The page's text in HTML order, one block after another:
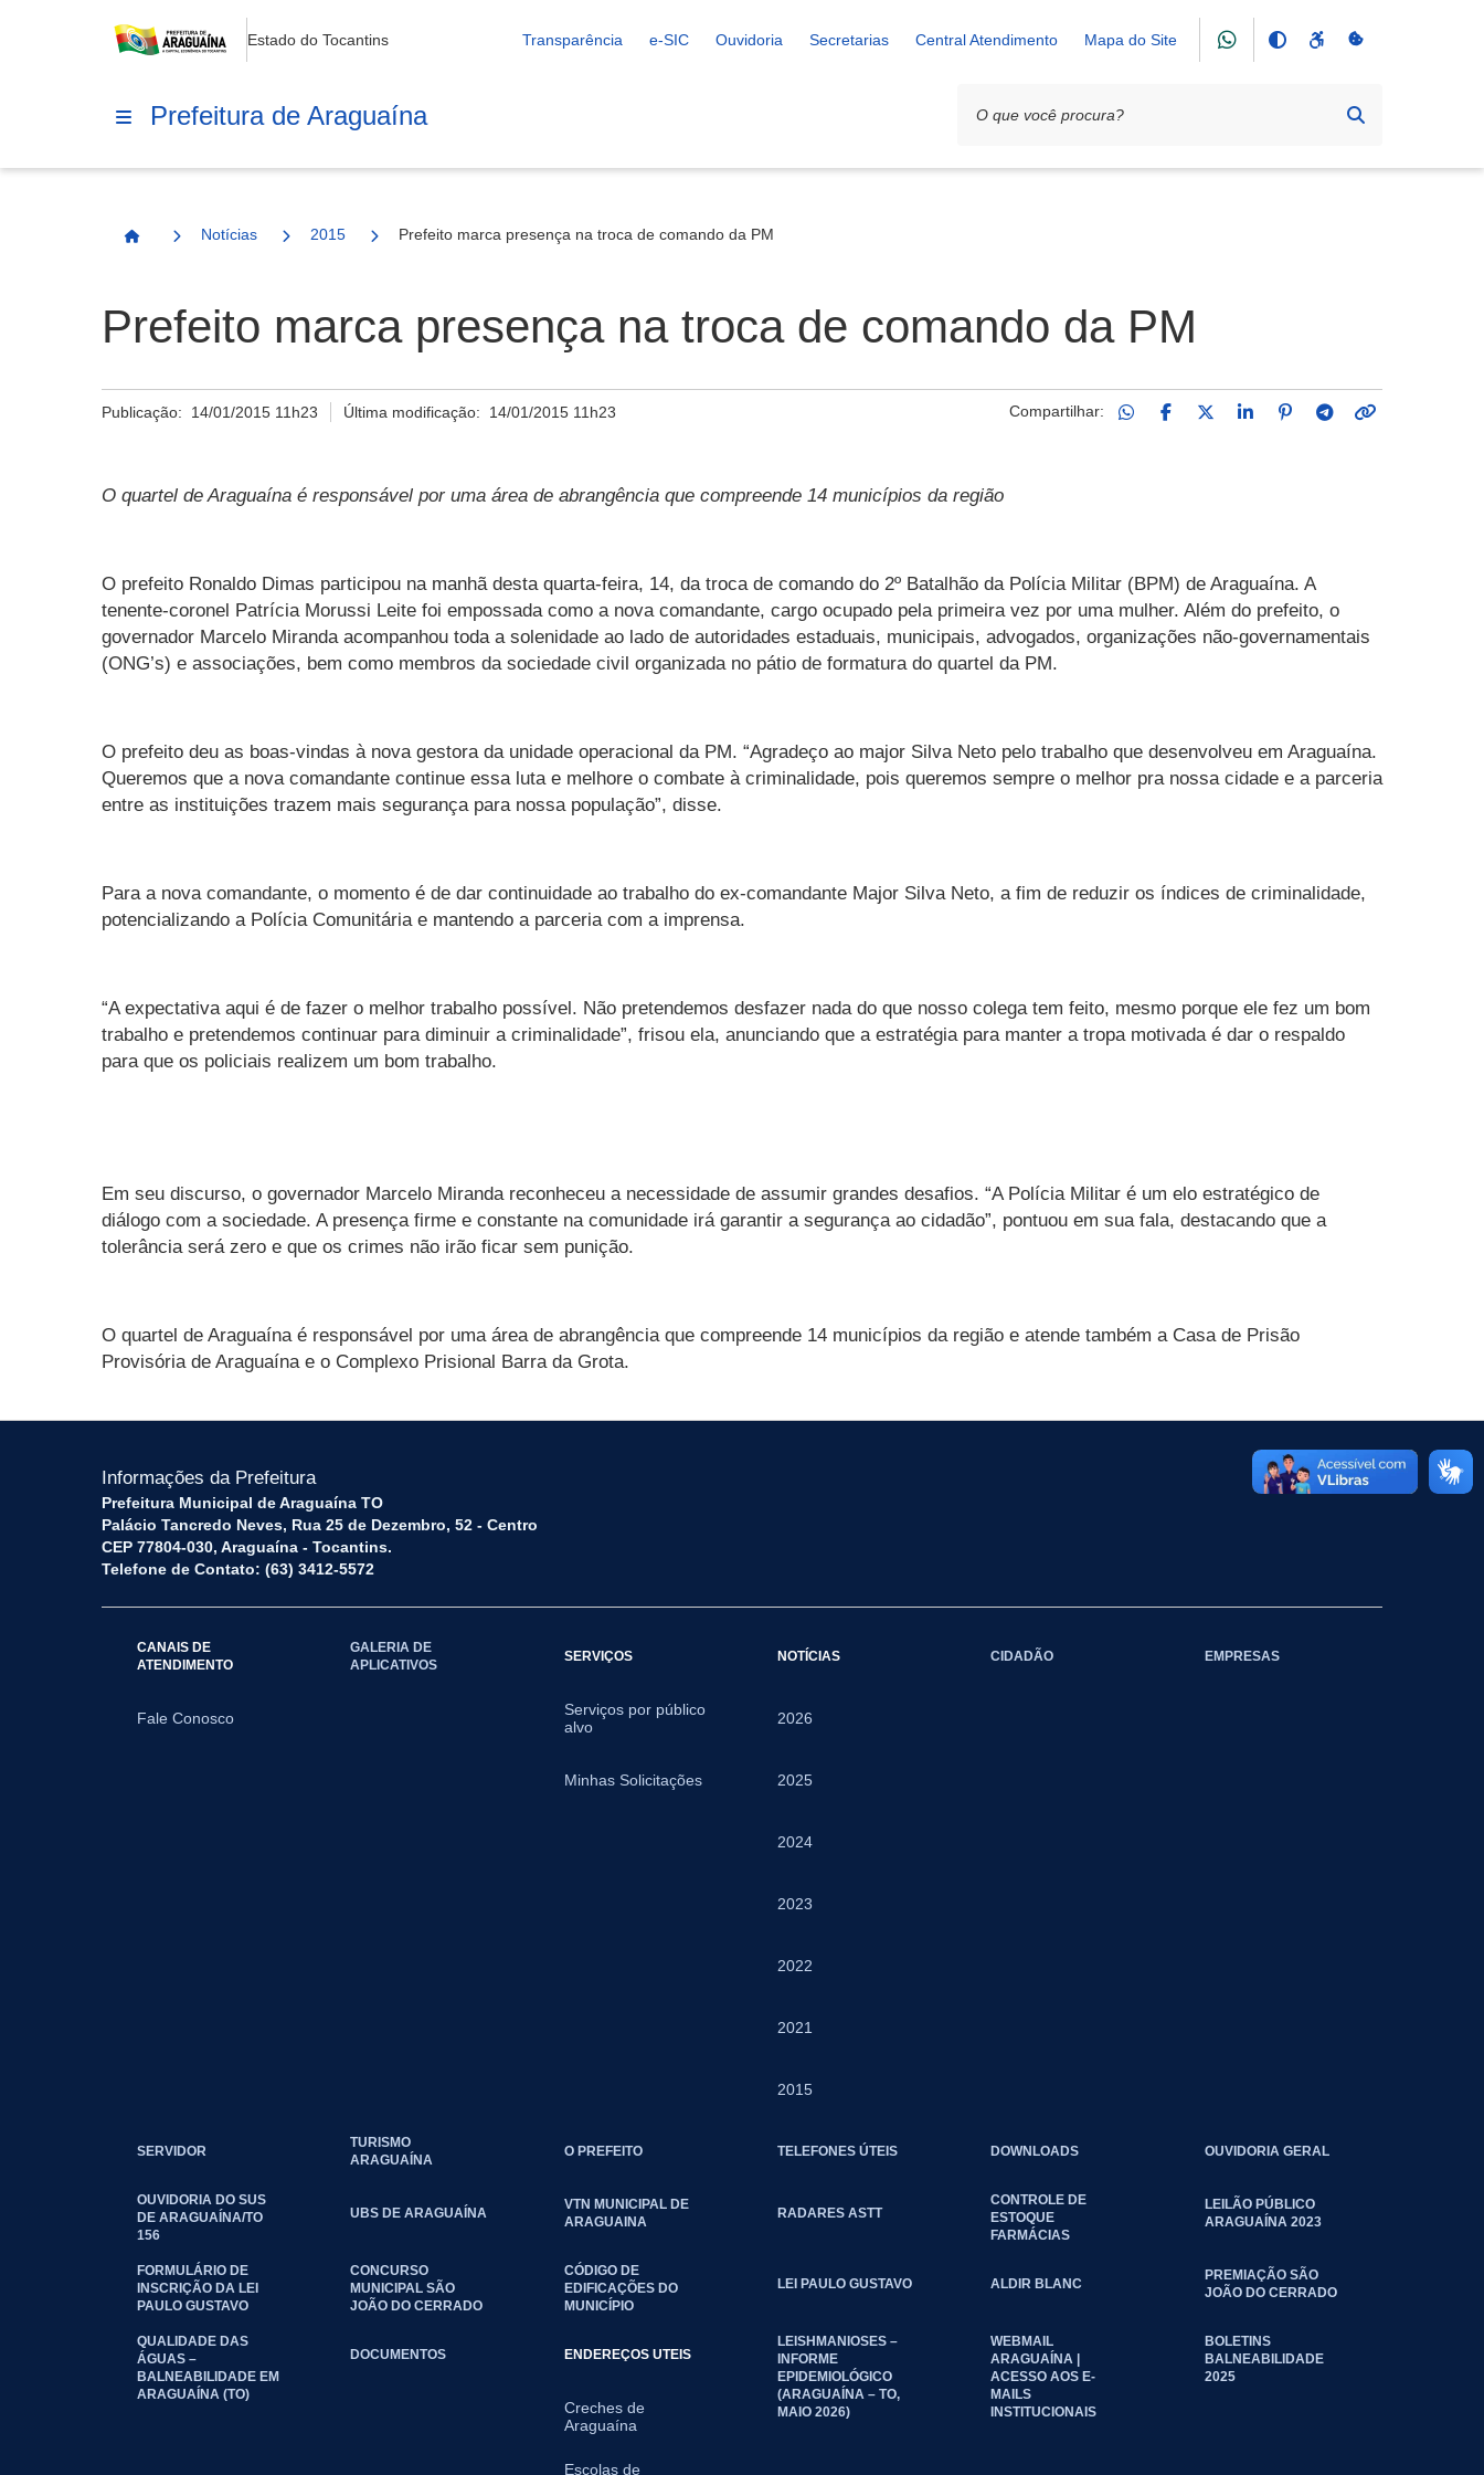
Estado do Tocantins Transparência e-SIC Ouvidoria Secretarias Central Atendimento Mapa do Site
Prefeitura de Araguaína
Página Inicial
Notícias 2015 Prefeito marca presença na troca de comando da PM
Prefeito marca presença na troca de comando da PM
Publicação: 14/01/2015 11h23 Última modificação: 14/01/2015 11h23 Compartilhar:
O quartel de Araguaína é responsável por uma área de abrangência que compreende 14 municípios da região
O prefeito Ronaldo Dimas participou na manhã desta quarta-feira, 14, da troca de comando do 2º Batalhão da Polícia Militar (BPM) de Araguaína. A
tenente-coronel Patrícia Morussi Leite foi empossada como a nova comandante, cargo ocupado pela primeira vez por uma mulher. Além do prefeito, o
governador Marcelo Miranda acompanhou toda a solenidade ao lado de autoridades estaduais, municipais, advogados, organizações não-governamentais
(ONG’s) e associações, bem como membros da sociedade civil organizada no pátio de formatura do quartel da PM.
O prefeito deu as boas-vindas à nova gestora da unidade operacional da PM. “Agradeço ao major Silva Neto pelo trabalho que desenvolveu em Araguaína.
Queremos que a nova comandante continue essa luta e melhore o combate à criminalidade, pois queremos sempre o melhor pra nossa cidade e a parceria
entre as instituições trazem mais segurança para nossa população”, disse.
Para a nova comandante, o momento é de dar continuidade ao trabalho do ex-comandante Major Silva Neto, a fim de reduzir os índices de criminalidade,
potencializando a Polícia Comunitária e mantendo a parceria com a imprensa.
“A expectativa aqui é de fazer o melhor trabalho possível. Não pretendemos desfazer nada do que nosso colega tem feito, mesmo porque ele fez um bom
trabalho e pretendemos continuar para diminuir a criminalidade”, frisou ela, anunciando que a estratégia para manter a tropa motivada é dar o respaldo
para que os policiais realizem um bom trabalho.
Em seu discurso, o governador Marcelo Miranda reconheceu a necessidade de assumir grandes desafios. “A Polícia Militar é um elo estratégico de
diálogo com a sociedade. A presença firme e constante na comunidade irá garantir a segurança ao cidadão”, pontuou em sua fala, destacando que a
tolerância será zero e que os crimes não irão ficar sem punição.
O quartel de Araguaína é responsável por uma área de abrangência que compreende 14 municípios da região e atende também a Casa de Prisão
Provisória de Araguaína e o Complexo Prisional Barra da Grota.
Informações da Prefeitura
Prefeitura Municipal de Araguaína TO
Palácio Tancredo Neves, Rua 25 de Dezembro, 52 - Centro
CEP 77804-030, Araguaína - Tocantins.
Telefone de Contato: (63) 3412-5572
CANAIS DE
ATENDIMENTO
Fale Conosco
GALERIA DE
APLICATIVOS
SERVIÇOS
Serviços por público
alvo
Minhas Solicitações
NOTÍCIAS
2026
2025
2024
2023
2022
2021
2015
CIDADÃO EMPRESAS
SERVIDOR
TURISMO
ARAGUAÍNA
O PREFEITO TELEFONES ÚTEIS DOWNLOADS OUVIDORIA GERAL
OUVIDORIA DO SUS
DE ARAGUAÍNA/TO
156
UBS DE ARAGUAÍNA
VTN MUNICIPAL DE
ARAGUAINA
RADARES ASTT
CONTROLE DE
ESTOQUE
FARMÁCIAS
LEILÃO PÚBLICO
ARAGUAÍNA 2023
FORMULÁRIO DE
INSCRIÇÃO DA LEI
PAULO GUSTAVO
CONCURSO
MUNICIPAL SÃO
JOÃO DO CERRADO
CÓDIGO DE
EDIFICAÇÕES DO
MUNICÍPIO
LEI PAULO GUSTAVO ALDIR BLANC
PREMIAÇÃO SÃO
JOÃO DO CERRADO
QUALIDADE DAS
ÁGUAS –
BALNEABILIDADE EM
ARAGUAÍNA (TO)
DOCUMENTOS ENDEREÇOS UTEIS
Creches de
Araguaína
Escolas de
LEISHMANIOSES –
INFORME
EPIDEMIOLÓGICO
(ARAGUAÍNA – TO,
MAIO 2026)
WEBMAIL
ARAGUAÍNA |
ACESSO AOS E-
MAILS
INSTITUCIONAIS
BOLETINS
BALNEABILIDADE
2025